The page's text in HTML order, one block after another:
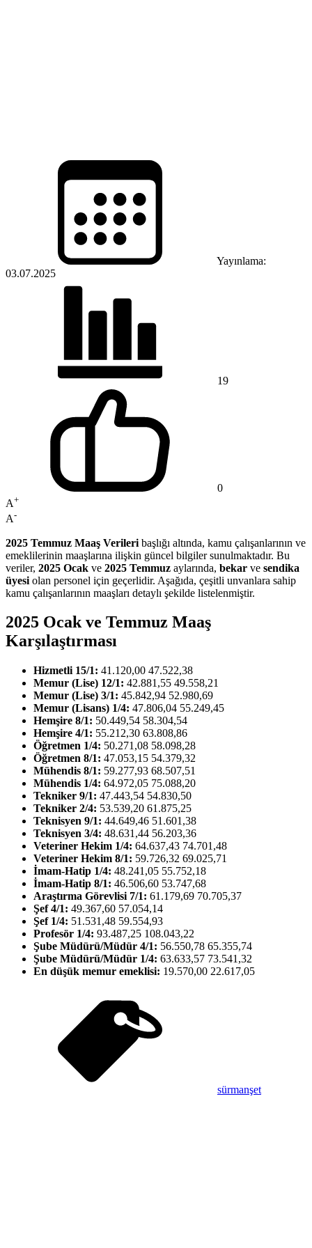
Yayınlama:
03.07.2025
19
0
A+
A-
2025 Temmuz Maaş Verileri başlığı altında, kamu çalışanlarının ve
emeklilerinin maaşlarına ilişkin güncel bilgiler sunulmaktadır. Bu
veriler, 2025 Ocak ve 2025 Temmuz aylarında, bekar ve sendika
üyesi olan personel için geçerlidir. Aşağıda, çeşitli unvanlara sahip
kamu çalışanlarının maaşları detaylı şekilde listelenmiştir.
2025 Ocak ve Temmuz Maaş
Karşılaştırması
Hizmetli 15/1: 41.120,00 47.522,38
Memur (Lise) 12/1: 42.881,55 49.558,21
Memur (Lise) 3/1: 45.842,94 52.980,69
Memur (Lisans) 1/4: 47.806,04 55.249,45
Hemşire 8/1: 50.449,54 58.304,54
Hemşire 4/1: 55.212,30 63.808,86
Öğretmen 1/4: 50.271,08 58.098,28
Öğretmen 8/1: 47.053,15 54.379,32
Mühendis 8/1: 59.277,93 68.507,51
Mühendis 1/4: 64.972,05 75.088,20
Tekniker 9/1: 47.443,54 54.830,50
Tekniker 2/4: 53.539,20 61.875,25
Teknisyen 9/1: 44.649,46 51.601,38
Teknisyen 3/4: 48.631,44 56.203,36
Veteriner Hekim 1/4: 64.637,43 74.701,48
Veteriner Hekim 8/1: 59.726,32 69.025,71
İmam-Hatip 1/4: 48.241,05 55.752,18
İmam-Hatip 8/1: 46.506,60 53.747,68
Araştırma Görevlisi 7/1: 61.179,69 70.705,37
Şef 4/1: 49.367,60 57.054,14
Şef 1/4: 51.531,48 59.554,93
Profesör 1/4: 93.487,25 108.043,22
Şube Müdürü/Müdür 4/1: 56.550,78 65.355,74
Şube Müdürü/Müdür 1/4: 63.633,57 73.541,32
En düşük memur emeklisi: 19.570,00 22.617,05
sürmanşet